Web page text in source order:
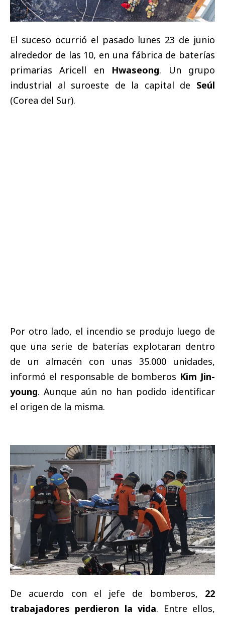
El suceso ocurrió el pasado lunes 23 de junio
alrededor de las 10, en una fábrica de baterías
primarias Aricell en Hwaseong. Un grupo
industrial al suroeste de la capital de Seúl
(Corea del Sur).
Por otro lado, el incendio se produjo luego de
que una serie de baterías explotaran dentro
de un almacén con unas 35.000 unidades,
informó el responsable de bomberos Kim Jin-
young. Aunque aún no han podido identificar
el origen de la misma.
De acuerdo con el jefe de bomberos, 22
trabajadores perdieron la vida. Entre ellos,